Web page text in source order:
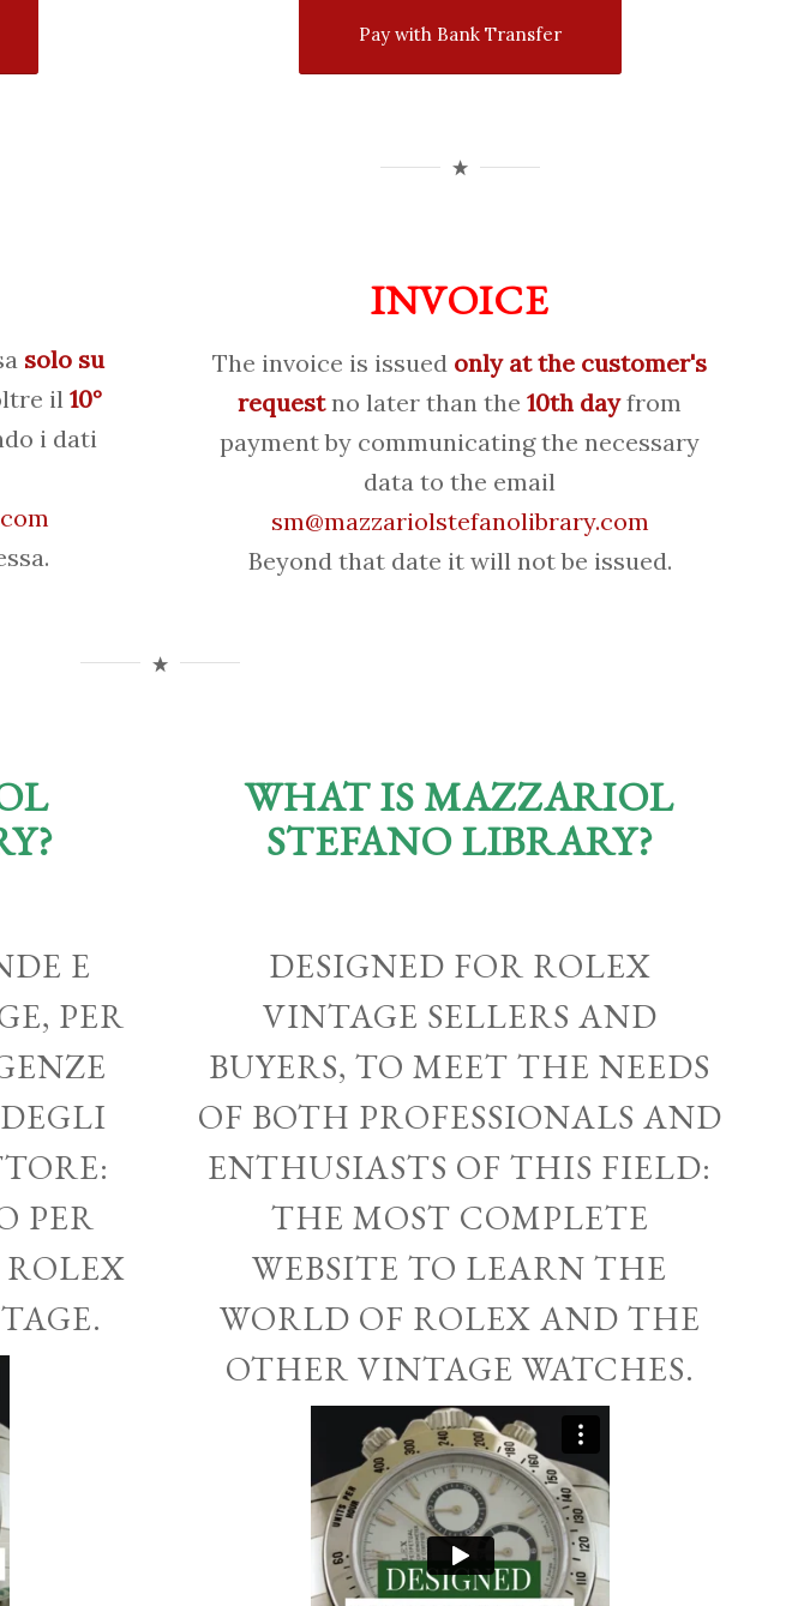
solo su
il 10°
i dati
Pay with Bank Transfer
INVOICE
The invoice is issued only at the customer's
requestno later than the10th dayfrom
payment by communicating the necessary
data to the email
sm@mazzariolstefanolibrary.com
Beyond that date it will not be issued.
WHAT IS MAZZARIOL
STEFANO LIBRARY?
E
PER
PER
DESIGNED FOR ROLEX
VINTAGE SELLERS AND
BUYERS, TO MEET THE NEEDS
OF BOTH PROFESSIONALS AND
ENTHUSIASTS OF THIS FIELD:
THE MOST COMPLETE
WEBSITE TO LEARN THE
WORLD OF ROLEX AND THE
OTHER VINTAGE WATCHES.